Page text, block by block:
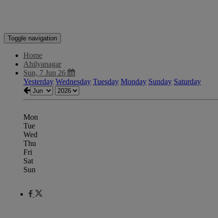
Toggle navigation
Home
Ahilyanagar
Sun, 7 Jun 26
Yesterday Wednesday Tuesday Monday Sunday Saturday
Mon
Tue
Wed
Thu
Fri
Sat
Sun